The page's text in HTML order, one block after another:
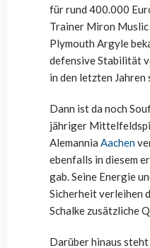
für rund 400.000
Trainer Miron
Plymouth Argyle
defensive Stabilität
in den letzten
Dann ist da noch
jähriger
Alemannia Aachen
ebenfalls in diesem
gab. Seine Energie
Sicherheit verleihen
Schalke zusätzliche
Darüber hinaus